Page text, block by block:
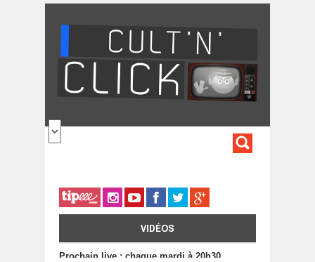
VIDÉOS
Prochain live : chaque mardi à 20h30